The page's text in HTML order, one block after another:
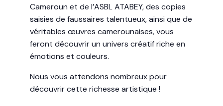
Cameroun et de l’ASBL ATABEY, des copies
saisies de faussaires talentueux, ainsi que de
véritables œuvres camerounaises, vous
feront découvrir un univers créatif riche en
émotions et couleurs.
Nous vous attendons nombreux pour
découvrir cette richesse artistique !